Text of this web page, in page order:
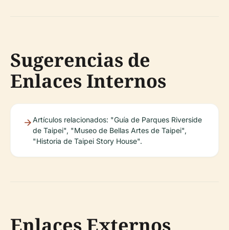
Sugerencias de
Enlaces Internos
Artículos relacionados: "Guía de Parques Riverside
de Taipei", "Museo de Bellas Artes de Taipei",
"Historia de Taipei Story House".